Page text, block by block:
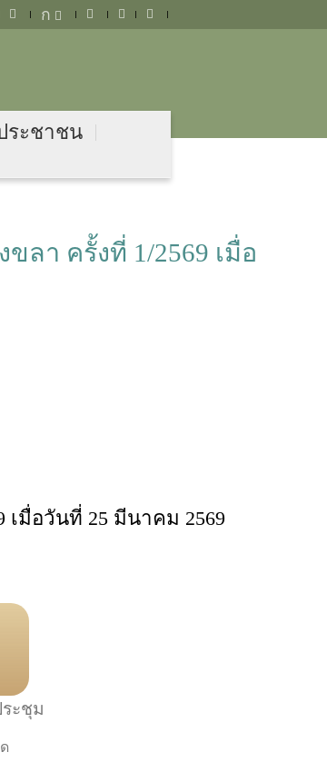
ก
ระชาชน
า ครั้งที่ 1/2569 เมื่อ
มื่อวันที่ 25 มีนาคม 2569
ระชุม